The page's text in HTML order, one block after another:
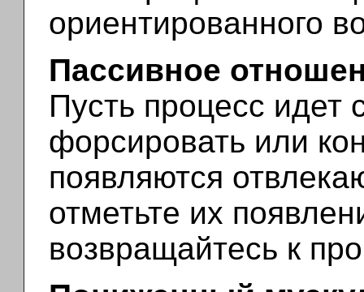
ориентированного
Пассивное
Пусть процесс идет
форсировать или
появляются
отметьте их
возвращайтесь к